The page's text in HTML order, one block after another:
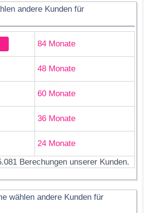
andere Kunden für
84 Monate
48 Monate
60 Monate
36 Monate
24 Monate
Berechungen unserer Kunden.
wählen andere Kunden für